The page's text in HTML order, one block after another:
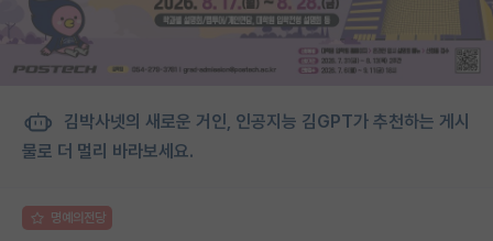
김박사넷의 새로운 거인, 인공지능 김GPT가 추천하는 게시
물로 더 멀리 바라보세요.
명예의전당